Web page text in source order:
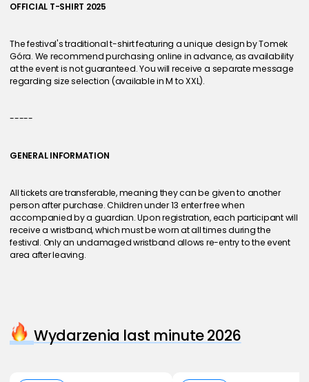
OFFICIAL T-SHIRT 2025
The festival's traditional t-shirt featuring a unique design by Tomek
Góra. We recommend purchasing online in advance, as availability
at the event is not guaranteed. You will receive a separate message
regarding size selection (available in M to XXL).
-----
GENERAL INFORMATION
All tickets are transferable, meaning they can be given to another
person after purchase. Children under 13 enter free when
accompanied by a guardian. Upon registration, each participant will
receive a wristband, which must be worn at all times during the
festival. Only an undamaged wristband allows re-entry to the event
area after leaving.
Wydarzenia last minute 2026